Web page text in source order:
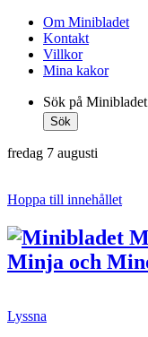
Om Minibladet
Kontakt
Villkor
Mina kakor
Sök på Minibladet
Sök
fredag 7 augusti
Hoppa till innehållet
Lyssna